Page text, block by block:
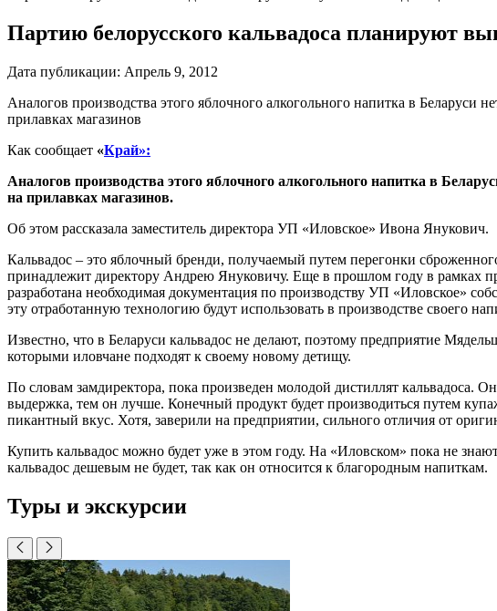
Партию белорусского кальвадоса планируют
Дата публикации: Апрель 9, 2012
Аналогов производства этого яблочного алкогольного напитка в Беларуси
прилавках магазинов
Как сообщает «Край»:
Аналогов производства этого яблочного алкогольного напитка в
на прилавках магазинов.
Об этом рассказала заместитель директора УП «Иловское» Ивона Янукович.
Кальвадос – это яблочный бренди, получаемый путем перегонки
принадлежит директору Андрею Януковичу. Еще в прошлом году в рамках
разработана необходимая документация по производству УП «Иловское»
эту отработанную технологию будут использовать в производстве своего
Известно, что в Беларуси кальвадос не делают, поэтому предприятие
которыми иловчане подходят к своему новому детищу.
По словам замдиректора, пока произведен молодой дистиллят кальвадоса.
выдержка, тем он лучше. Конечный продукт будет производиться путем
пикантный вкус. Хотя, заверили на предприятии, сильного отличия от
Купить кальвадос можно будет уже в этом году. На «Иловском» пока не
кальвадос дешевым не будет, так как он относится к благородным напиткам.
Туры и экскурсии